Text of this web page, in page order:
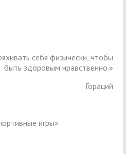
себя физически, чтобы
быть здоровым нравственно.»
Гораций
игры»